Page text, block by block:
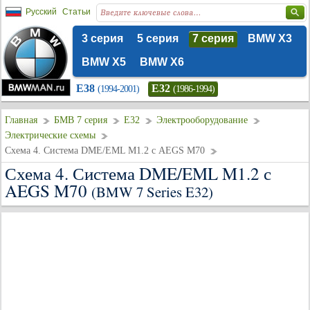
Русский Статьи
3 серия 5 серия 7 серия
BMW X3
BMW X5
BMW X6
E38 (1994-2001) E32 (1986-1994)
Главная БМВ 7 серия E32
Электрооборудование
Электрические схемы
Схема 4. Система DME/EML M1.2 с AEGS M70
Схема 4. Система DME/EML M1.2 с
AEGS M70 (BMW 7 Series E32)